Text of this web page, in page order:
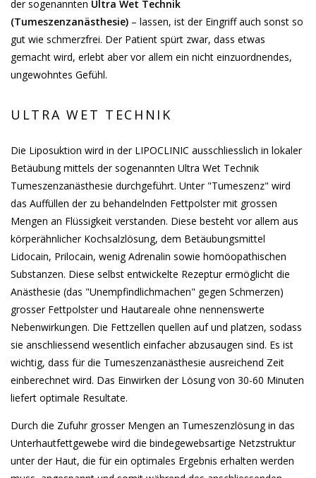
der sogenannten Ultra Wet Technik
(Tumeszenzanästhesie) – lassen, ist der Eingriff auch sonst so
gut wie schmerzfrei. Der Patient spürt zwar, dass etwas
gemacht wird, erlebt aber vor allem ein nicht einzuordnendes,
ungewohntes Gefühl.
ULTRA WET TECHNIK
Die Liposuktion wird in der LIPOCLINIC ausschliesslich in lokaler
Betäubung mittels der sogenannten Ultra Wet Technik
Tumeszenzanästhesie durchgeführt. Unter "Tumeszenz" wird
das Auffüllen der zu behandelnden Fettpolster mit grossen
Mengen an Flüssigkeit verstanden. Diese besteht vor allem aus
körperähnlicher Kochsalzlösung, dem Betäubungsmittel
Lidocain, Prilocain, wenig Adrenalin sowie homöopathischen
Substanzen. Diese selbst entwickelte Rezeptur ermöglicht die
Anästhesie (das "Unempfindlichmachen" gegen Schmerzen)
grosser Fettpolster und Hautareale ohne nennenswerte
Nebenwirkungen. Die Fettzellen quellen auf und platzen, sodass
sie anschliessend wesentlich einfacher abzusaugen sind. Es ist
wichtig, dass für die Tumeszenzanästhesie ausreichend Zeit
einberechnet wird. Das Einwirken der Lösung von 30-60 Minuten
liefert optimale Resultate.
Durch die Zufuhr grosser Mengen an Tumeszenzlösung in das
Unterhautfettgewebe wird die bindegewebsartige Netzstruktur
unter der Haut, die für ein optimales Ergebnis erhalten werden